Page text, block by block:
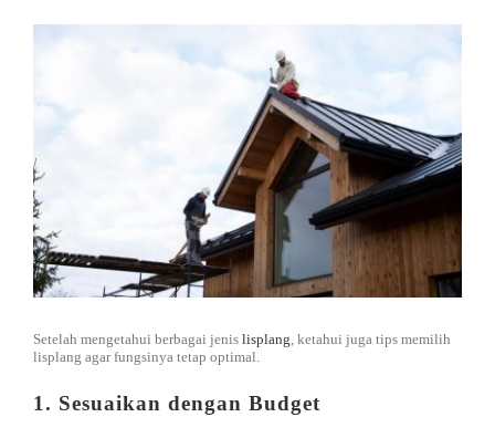
Jasa Konsultan & Desain Perencanaan
HUBUNGI
Setelah mengetahui berbagai jenis lisplang, ketahui juga tips memilih
lisplang agar fungsinya tetap optimal.
1. Sesuaikan dengan Budget